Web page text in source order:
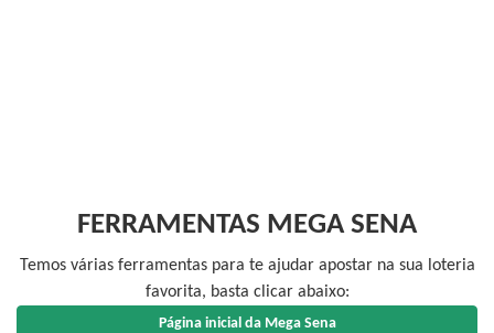
FERRAMENTAS MEGA SENA
Temos várias ferramentas para te ajudar apostar na sua loteria
favorita, basta clicar abaixo:
Página inicial da Mega Sena